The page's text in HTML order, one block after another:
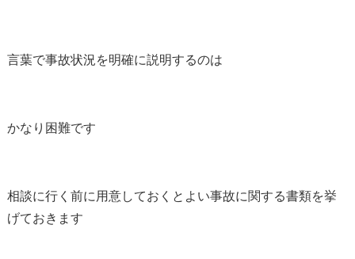
言葉で事故状況を明確に説明するのは
かなり困難です
相談に行く前に用意しておくとよい事故に関する書類を挙
げておきます